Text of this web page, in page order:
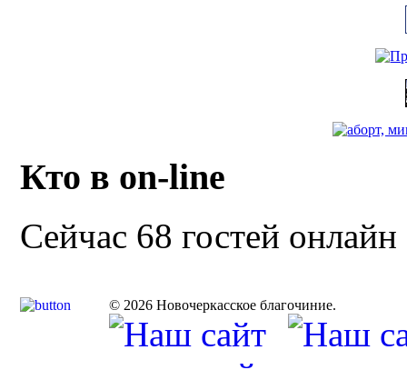
Кто в on-line
Сейчас 68 гостей онлайн
© 2026 Новочеркасское благочиние.